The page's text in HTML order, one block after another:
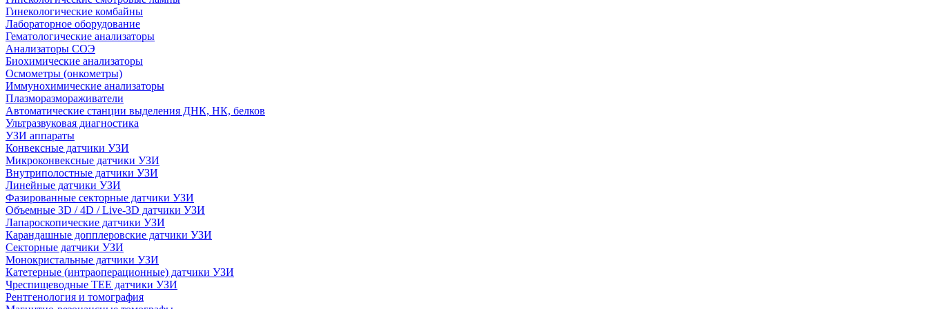
Гинекологические комбайны
Лабораторное оборудование
Гематологические анализаторы
Анализаторы СОЭ
Биохимические анализаторы
Осмометры (онкометры)
Иммунохимические анализаторы
Плазморазмораживатели
Автоматические станции выделения ДНК, НК, белков
Ультразвуковая диагностика
УЗИ аппараты
Конвексные датчики УЗИ
Микроконвексные датчики УЗИ
Внутриполостные датчики УЗИ
Линейные датчики УЗИ
Фазированные секторные датчики УЗИ
Объемные 3D / 4D / Live-3D датчики УЗИ
Лапароскопические датчики УЗИ
Карандашные допплеровские датчики УЗИ
Секторные датчики УЗИ
Монокристальные датчики УЗИ
Катетерные (интраоперационные) датчики УЗИ
Чреспищеводные TEE датчики УЗИ
Рентгенология и томография